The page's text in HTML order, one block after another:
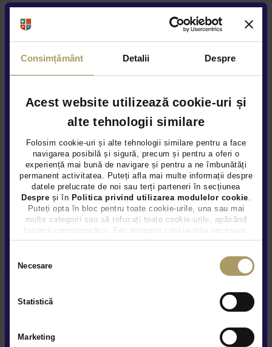
Consimțământ Detalii Despre
Acest website utilizează cookie-uri și
alte tehnologii similare
Folosim cookie-uri și alte tehnologii similare pentru a face
navigarea posibilă și sigură, precum și pentru a oferi o
experiență mai bună de navigare și pentru a ne îmbunătăți
permanent activitatea. Puteți afla mai multe informații despre
datele prelucrate de noi sau terți parteneri în secțiunea
Despre și în Politica privind utilizarea modulelor cookie
Puteți opta în bloc pentru toate cookie-urile, una sau mai
multe categorii sau să refuzați toate cookie-urile, apăsând
butonul corespunzător. Fac excepție cookie-urile necesare,
care sunt activate automat, conform legislației în vigoare.
Necesare
Statistică
Marketing
Airbag central sofer si pasager
Isofix
Alte Informatii
Numar chei disponibile 2
Alte servicii disponibile
Finantare flexibila